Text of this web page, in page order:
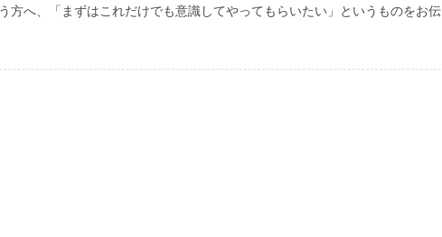
方へ、「まずはこれだけでも意識してやってもらいたい」というものをお伝